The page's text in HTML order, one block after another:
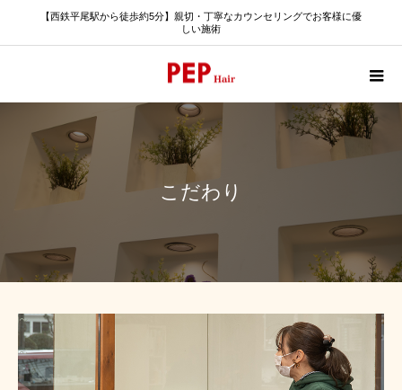
【西鉄平尾駅から徒歩約5分】親切・丁寧なカウンセリングでお客様に優
しい施術
こだわり